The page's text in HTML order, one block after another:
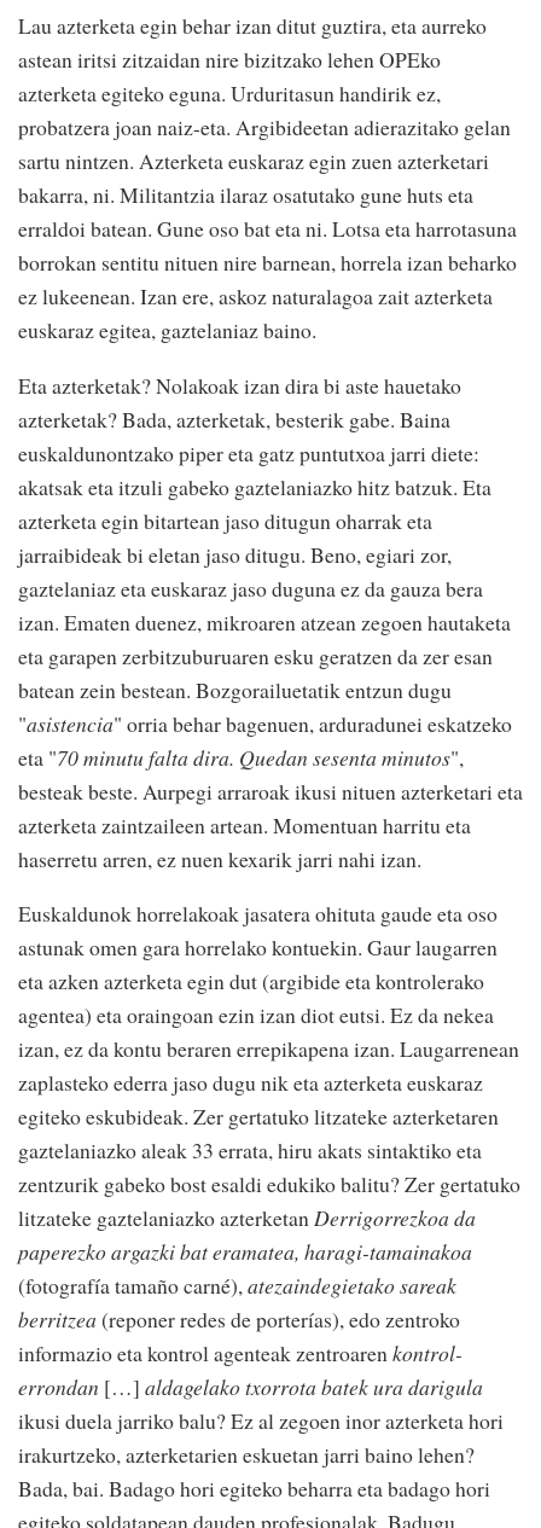
Lau azterketa egin behar izan ditut guztira, eta aurreko
astean iritsi zitzaidan nire bizitzako lehen OPEko
azterketa egiteko eguna. Urduritasun handirik ez,
probatzera joan naiz-eta. Argibideetan adierazitako gelan
sartu nintzen. Azterketa euskaraz egin zuen azterketari
bakarra, ni. Militantzia ilaraz osatutako gune huts eta
erraldoi batean. Gune oso bat eta ni. Lotsa eta harrotasuna
borrokan sentitu nituen nire barnean, horrela izan beharko
ez lukeenean. Izan ere, askoz naturalagoa zait azterketa
euskaraz egitea, gaztelaniaz baino.
Eta azterketak? Nolakoak izan dira bi aste hauetako
azterketak? Bada, azterketak, besterik gabe. Baina
euskaldunontzako piper eta gatz puntutxoa jarri diete:
akatsak eta itzuli gabeko gaztelaniazko hitz batzuk. Eta
azterketa egin bitartean jaso ditugun oharrak eta
jarraibideak bi eletan jaso ditugu. Beno, egiari zor,
gaztelaniaz eta euskaraz jaso duguna ez da gauza bera
izan. Ematen duenez, mikroaren atzean zegoen hautaketa
eta garapen zerbitzuburuaren esku geratzen da zer esan
batean zein bestean. Bozgorailuetatik entzun dugu
"asistencia" orria behar bagenuen, arduradunei eskatzeko
eta "70 minutu falta dira. Quedan sesenta minutos",
besteak beste. Aurpegi arraroak ikusi nituen azterketari eta
azterketa zaintzaileen artean. Momentuan harritu eta
haserretu arren, ez nuen kexarik jarri nahi izan.
Euskaldunok horrelakoak jasatera ohituta gaude eta oso
astunak omen gara horrelako kontuekin. Gaur laugarren
eta azken azterketa egin dut (argibide eta kontrolerako
agentea) eta oraingoan ezin izan diot eutsi. Ez da nekea
izan, ez da kontu beraren errepikapena izan. Laugarrenean
zaplasteko ederra jaso dugu nik eta azterketa euskaraz
egiteko eskubideak. Zer gertatuko litzateke azterketaren
gaztelaniazko aleak 33 errata, hiru akats sintaktiko eta
zentzurik gabeko bost esaldi edukiko balitu? Zer gertatuko
litzateke gaztelaniazko azterketanDerrigorrezkoa da
paperezko argazki bat eramatea, haragi-tamainakoa
(fotografía tamaño carné),atezaindegietako sareak
berritzea (reponer redes de porterías), edo zentroko
informazio eta kontrol agenteak zentroarenkontrol-
errondan […] aldagelako txorrota batek ura darigula
ikusi duela jarriko balu? Ez al zegoen inor azterketa hori
irakurtzeko, azterketarien eskuetan jarri baino lehen?
Bada, bai. Badago hori egiteko beharra eta badago hori
egiteko soldatapean dauden profesionalak. Badugu